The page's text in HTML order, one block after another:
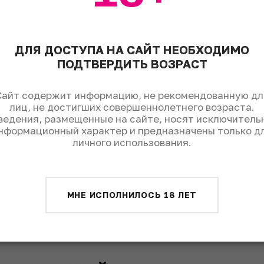
льдом, налить водку и апельсиновый сок,
и веточкой розмарина, подавать с
ДЛЯ ДОСТУПА НА САЙТ НЕОБХОДИМО
ПОДТВЕРДИТЬ ВОЗРАСТ
содержит информацию, не рекомендованную
лиц, не достигших совершеннолетнего возраста.
размещенные на сайте, носят
характер и предназначены только
личного использования.
МНЕ ИСПОЛНИЛОСЬ 18 ЛЕТ